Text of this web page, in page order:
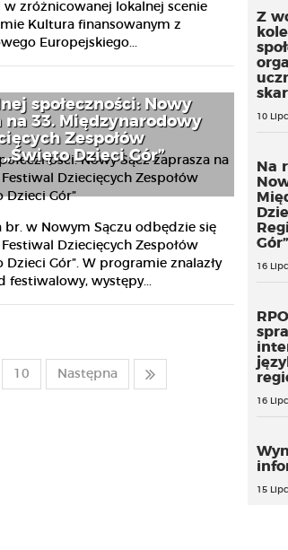
w zróżnicowanej lokalnej scenie
Kultura finansowanym z
Europejskiego...
społeczności: Nowy
na 33. Międzynarodowy
Zespołów
Dzieci Gór”
w Nowym Sączu odbędzie się
Dziecięcych Zespołów
Dzieci Gór”. W programie znalazły
festiwalowy, występy...
10 Następna
Z
10
Na
Gór”
16
16
15